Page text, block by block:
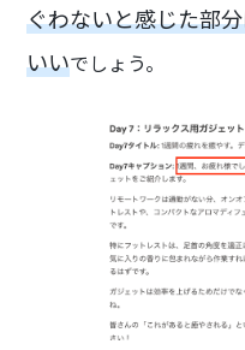
ぐわないと感じた部
いいでしょう。